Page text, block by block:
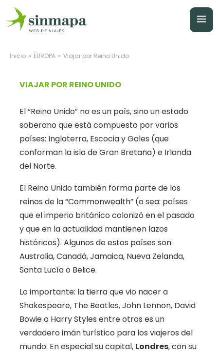
Inicio » EUROPA » Viajar por Reino Unido
VIAJAR POR REINO UNIDO
El “Reino Unido” no es un país, sino un estado
soberano que está compuesto por varios
países: Inglaterra, Escocia y Gales (que
conforman la isla de Gran Bretaña) e Irlanda
del Norte.
El Reino Unido también forma parte de los
reinos de la “Commonwealth” (o sea: países
que el imperio británico colonizó en el pasado
y que en la actualidad mantienen lazos
históricos). Algunos de estos países son:
Australia, Canadá, Jamaica, Nueva Zelanda,
Santa Lucía o Belice.
Lo importante: la tierra que vio nacer a
Shakespeare, The Beatles, John Lennon, David
Bowie o Harry Styles entre otros es un
verdadero imán turístico para los viajeros del
mundo. En especial su capital, Londres, con su